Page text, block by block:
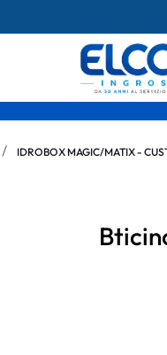
IDROBOX MAGIC/MATIX -